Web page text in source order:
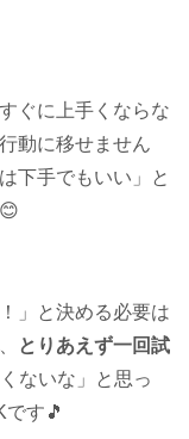
ぐに上手くならな
動に移せません
下手でもいい」と
」と決める必要は
とりあえず一回試
ないな」と思っ
す🎵